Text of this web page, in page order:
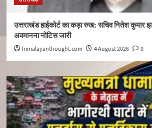
उत्तराखंड हाईकोर्ट का कड़ा रुख: सचिव नितेश कुमार
अवमानना नोटिस जारी
himalayanthought.com 4 August 2026 0